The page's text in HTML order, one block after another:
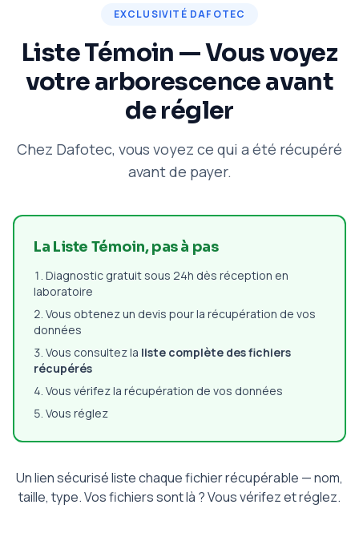
EXCLUSIVITÉ DAFOTEC
Liste Témoin — Vous voyez
votre arborescence avant
de régler
Chez Dafotec, vous voyez ce qui a été récupéré
avant de payer.
La Liste Témoin, pas à pas
Diagnostic gratuit sous 24h dès réception en
laboratoire
Vous obtenez un devis pour la récupération de vos
données
Vous consultez la liste complète des fichiers
récupérés
Vous vérifez la récupération de vos données
Vous réglez
Un lien sécurisé liste chaque fichier récupérable — nom,
taille, type. Vos fichiers sont là ? Vous vérifez et réglez.